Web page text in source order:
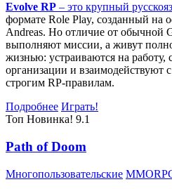
Evolve RP – это крупный
формате Role Play, созданный на
Andreas. Но отличие от обычной
выполняют миссии, а живут
жизнью: устраиваются на работу,
организации и взаимодействуют
строгим RP-правилам.
Подробнее Играть!
Топ Новинка! 9.1
Path of Doom
Многопользовательские